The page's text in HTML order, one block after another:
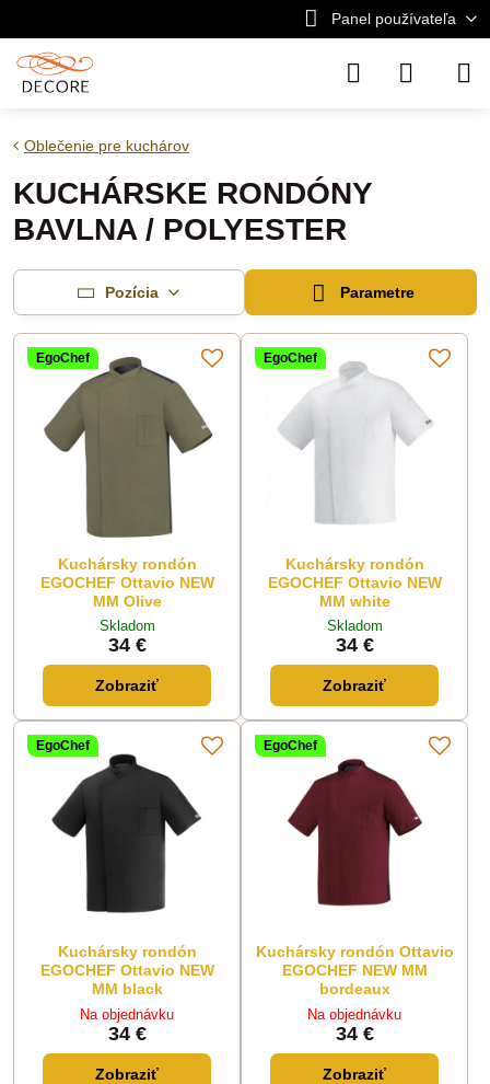
Panel používateľa
Oblečenie pre kuchárov
KUCHÁRSKE RONDÓNY
BAVLNA / POLYESTER
Pozícia Parametre
EgoChef
Kuchársky rondón
EGOCHEF Ottavio NEW
MM Olive
Skladom
34 €
Zobraziť
EgoChef
Kuchársky rondón
EGOCHEF Ottavio NEW
MM white
Skladom
34 €
Zobraziť
EgoChef
Kuchársky rondón
EGOCHEF Ottavio NEW
MM black
Na objednávku
34 €
Zobraziť
EgoChef
Kuchársky rondón Ottavio
EGOCHEF NEW MM
bordeaux
Na objednávku
34 €
Zobraziť